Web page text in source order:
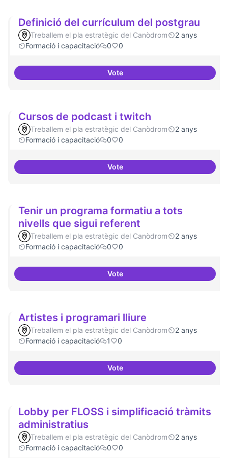
Definició del currículum del postgrau
Treballem el pla estratègic del Canòdrom
2 anys
Formació i capacitació
0 0
VoteDefinició del currículum del
Cursos de podcast i twitch
Treballem el pla estratègic del Canòdrom
2 anys
Formació i capacitació
0 0
VoteCursos de podcast i twitch
Tenir un programa formatiu a tots
nivells que sigui referent
Treballem el pla estratègic del Canòdrom
2 anys
Formació i capacitació
0 0
VoteTenir un programa formatiu a
Artistes i programari lliure
Treballem el pla estratègic del Canòdrom
2 anys
Formació i capacitació
1 0
VoteArtistes i programari lliure
Lobby per FLOSS i simplificació tràmits
administratius
Treballem el pla estratègic del Canòdrom
2 anys
Formació i capacitació
0 0